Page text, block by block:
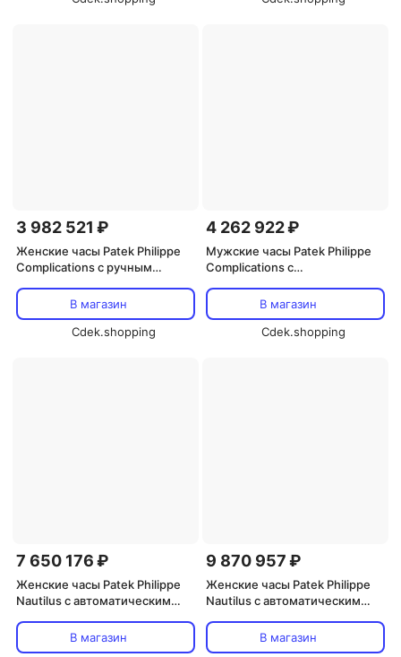
3 982 521 ₽
Женские часы Patek Philippe
Complications с ручным
перламутровым
циферблатом, модель 4968G-
010, белый
В магазин
Cdek.shopping
4 262 922 ₽
Мужские часы Patek Philippe
Complications с
фазами Луны и коричневым
циферблатом, модель 4946R-
001, золотой
В магазин
Cdek.shopping
7 650 176 ₽
Женские часы Patek Philippe
Nautilus с автоматическим
оловянным циферблатом
7118/1A, серебро
В магазин
9 870 957 ₽
Женские часы Patek Philippe
Nautilus с автоматическим
циферблатом 7118-1200A-011,
серебро
В магазин